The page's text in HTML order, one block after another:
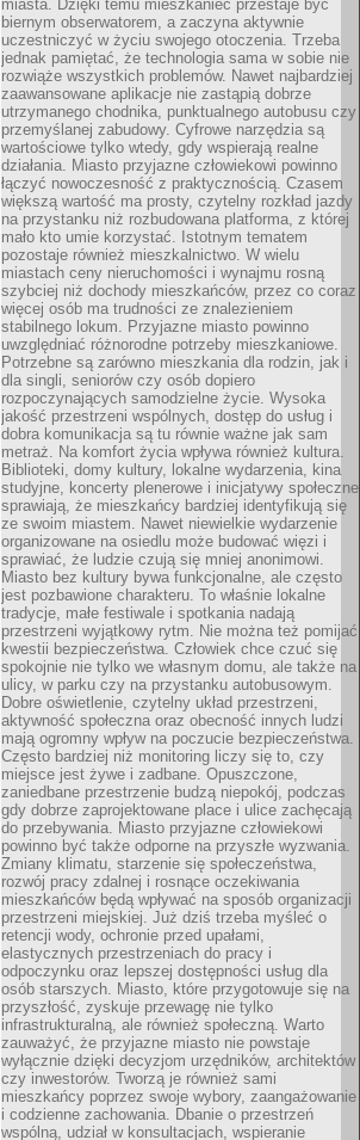
miasta. Dzięki temu mieszkaniec przestaje być
biernym obserwatorem, a zaczyna aktywnie
uczestniczyć w życiu swojego otoczenia. Trzeba
jednak pamiętać, że technologia sama w sobie nie
rozwiąże wszystkich problemów. Nawet najbardziej
zaawansowane aplikacje nie zastąpią dobrze
utrzymanego chodnika, punktualnego autobusu czy
przemyślanej zabudowy. Cyfrowe narzędzia są
wartościowe tylko wtedy, gdy wspierają realne
działania. Miasto przyjazne człowiekowi powinno
łączyć nowoczesność z praktycznością. Czasem
większą wartość ma prosty, czytelny rozkład jazdy
na przystanku niż rozbudowana platforma, z której
mało kto umie korzystać. Istotnym tematem
pozostaje również mieszkalnictwo. W wielu
miastach ceny nieruchomości i wynajmu rosną
szybciej niż dochody mieszkańców, przez co coraz
więcej osób ma trudności ze znalezieniem
stabilnego lokum. Przyjazne miasto powinno
uwzględniać różnorodne potrzeby mieszkaniowe.
Potrzebne są zarówno mieszkania dla rodzin, jak i
dla singli, seniorów czy osób dopiero
rozpoczynających samodzielne życie. Wysoka
jakość przestrzeni wspólnych, dostęp do usług i
dobra komunikacja są tu równie ważne jak sam
metraż. Na komfort życia wpływa również kultura.
Biblioteki, domy kultury, lokalne wydarzenia, kina
studyjne, koncerty plenerowe i inicjatywy społeczne
sprawiają, że mieszkańcy bardziej identyfikują się
ze swoim miastem. Nawet niewielkie wydarzenie
organizowane na osiedlu może budować więzi i
sprawiać, że ludzie czują się mniej anonimowi.
Miasto bez kultury bywa funkcjonalne, ale często
jest pozbawione charakteru. To właśnie lokalne
tradycje, małe festiwale i spotkania nadają
przestrzeni wyjątkowy rytm. Nie można też pomijać
kwestii bezpieczeństwa. Człowiek chce czuć się
spokojnie nie tylko we własnym domu, ale także na
ulicy, w parku czy na przystanku autobusowym.
Dobre oświetlenie, czytelny układ przestrzeni,
aktywność społeczna oraz obecność innych ludzi
mają ogromny wpływ na poczucie bezpieczeństwa.
Często bardziej niż monitoring liczy się to, czy
miejsce jest żywe i zadbane. Opuszczone,
zaniedbane przestrzenie budzą niepokój, podczas
gdy dobrze zaprojektowane place i ulice zachęcają
do przebywania. Miasto przyjazne człowiekowi
powinno być także odporne na przyszłe wyzwania.
Zmiany klimatu, starzenie się społeczeństwa,
rozwój pracy zdalnej i rosnące oczekiwania
mieszkańców będą wpływać na sposób organizacji
przestrzeni miejskiej. Już dziś trzeba myśleć o
retencji wody, ochronie przed upałami,
elastycznych przestrzeniach do pracy i
odpoczynku oraz lepszej dostępności usług dla
osób starszych. Miasto, które przygotowuje się na
przyszłość, zyskuje przewagę nie tylko
infrastrukturalną, ale również społeczną. Warto
zauważyć, że przyjazne miasto nie powstaje
wyłącznie dzięki decyzjom urzędników, architektów
czy inwestorów. Tworzą je również sami
mieszkańcy poprzez swoje wybory, zaangażowanie
i codzienne zachowania. Dbanie o przestrzeń
wspólną, udział w konsultacjach, wspieranie